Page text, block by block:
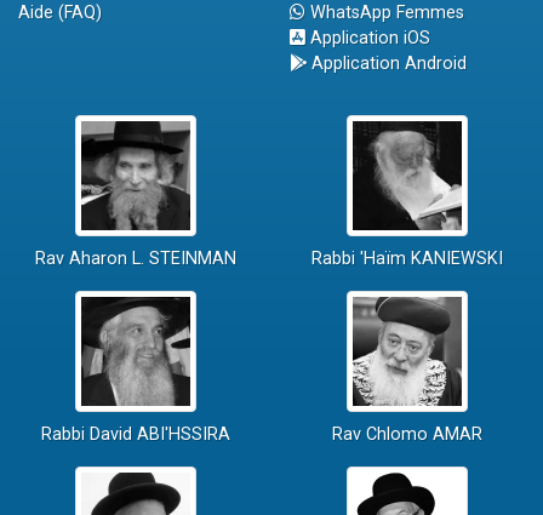
Aide (FAQ)
WhatsApp Femmes
Application iOS
Application Android
Rav Aharon L. STEINMAN Rabbi 'Haïm KANIEWSKI
Rabbi David ABI'HSSIRA Rav Chlomo AMAR